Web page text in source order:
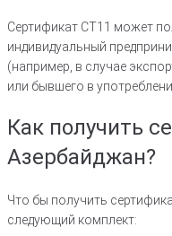
Сертификат СТ11 может
индивидуальный
(например, в случае
или бывшего в
Как получить
Азербайджан?
Что бы получить
следующий комплект: